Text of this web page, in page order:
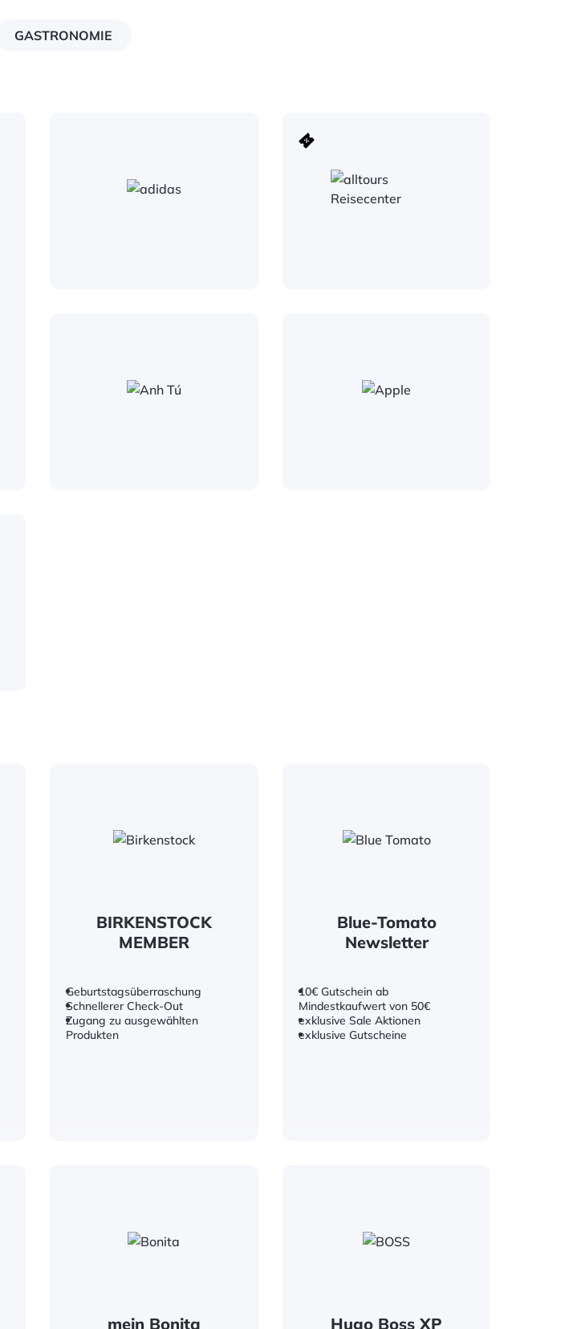
GASTRONOMIE
BIRKENSTOCK
MEMBER
Geburtstagsüberraschung
Schnellerer Check-Out
Zugang zu ausgewählten
Produkten
Blue-Tomato
Newsletter
10€ Gutschein ab
Mindestkaufwert von 50€
exklusive Sale Aktionen
exklusive Gutscheine
mein Bonita Hugo Boss XP